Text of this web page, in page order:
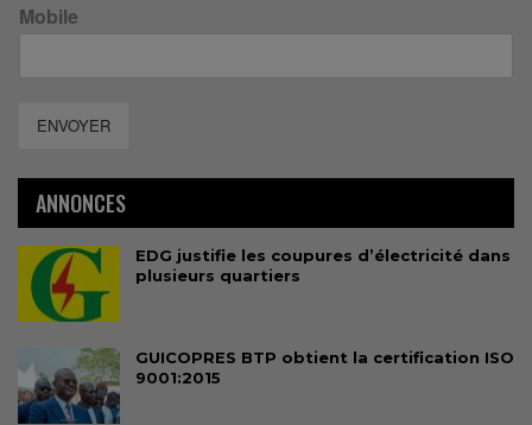
Mobile
ENVOYER
ANNONCES
EDG justifie les coupures d’électricité dans
plusieurs quartiers
GUICOPRES BTP obtient la certification ISO
9001:2015